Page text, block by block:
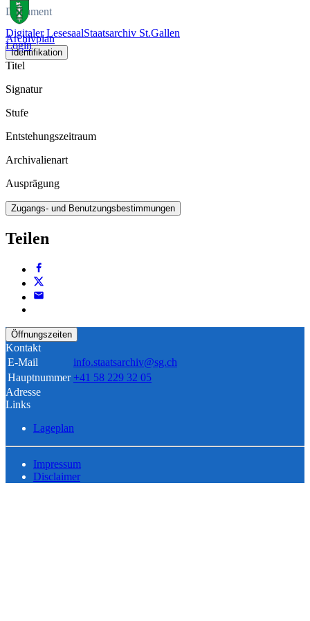
Digitaler LesesaalStaatsarchiv St.Gallen
Login
Dokument
Archivplan
Identifikation
Titel
Signatur
Stufe
Entstehungszeitraum
Archivalienart
Ausprägung
Zugangs- und Benutzungsbestimmungen
Teilen
Öffnungszeiten
Kontakt
E-Mail
info.staatsarchiv@sg.ch
Hauptnummer +41 58 229 32 05
Adresse
Links
Lageplan
Impressum
Disclaimer